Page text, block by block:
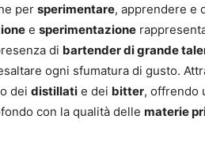
per sperimentare, apprendere e
e sperimentazione
di bartender di grande
ogni sfumatura di gusto.
dei distillati e dei bitter, offrendo
con la qualità delle materie